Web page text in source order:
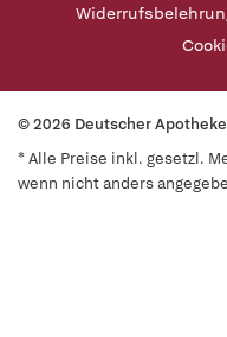
© 2026 Deutscher
* Alle Preise inkl. gesetzl.
wenn nicht anders